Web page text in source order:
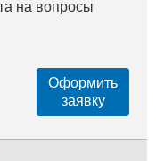
на вопросы
Оформить
заявку